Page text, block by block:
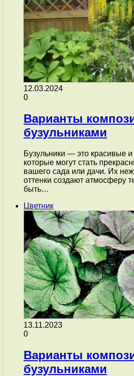
12.03.2024
0
Варианты
бузульниками
Бузульники — это красивые
которые могут стать
вашего сада или дачи. Их
оттенки создают атмосферу
быть…
Цветник
13.11.2023
0
Варианты
бузульниками